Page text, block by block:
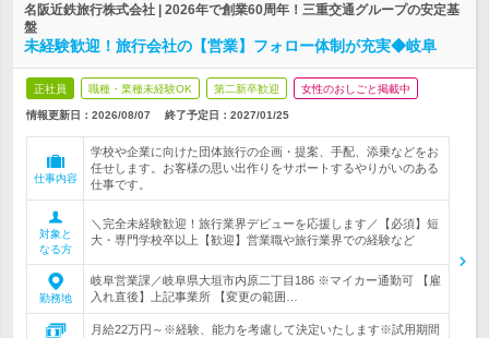
名阪近鉄旅行株式会社 | 2026年で創業60周年！三重交通グループの安定基
盤
未経験歓迎！旅行会社の【営業】フォロー体制が充実◆岐阜
正社員 職種・業種未経験OK 第二新卒歓迎 女性のおしごと掲載中
情報更新日：2026/08/07 終了予定日： 2027/01/25
仕事内容
学校や企業に向けた団体旅行の企画・提案、手配、添乗などをお
任せします。お客様の思い出作りをサポートするやりがいのある
仕事です。
対象と
なる方
＼完全未経験歓迎！旅行業界デビューを応援します／【必須】短
大・専門学校卒以上【歓迎】営業職や旅行業界での経験など
勤務地
岐阜営業課／岐阜県大垣市内原二丁目186 ※マイカー通勤可 【雇
入れ直後】上記事業所 【変更の範囲…
月給22万円～※経験、能力を考慮して決定いたします※試用期間